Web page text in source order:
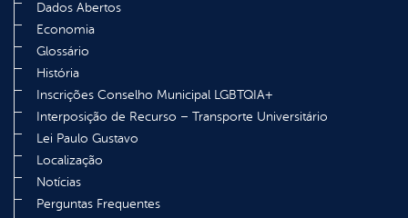
Dados Abertos
Economia
Glossário
História
Inscrições Conselho Municipal LGBTQIA+
Interposição de Recurso – Transporte Universitário
Lei Paulo Gustavo
Localização
Notícias
Perguntas Frequentes